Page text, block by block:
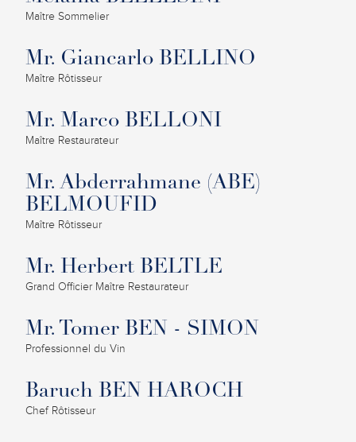
Maître Sommelier
Mr. Giancarlo BELLINO
Maître Rôtisseur
Mr. Marco BELLONI
Maître Restaurateur
Mr. Abderrahmane (ABE)
BELMOUFID
Maître Rôtisseur
Mr. Herbert BELTLE
Grand Officier Maître Restaurateur
Mr. Tomer BEN - SIMON
Professionnel du Vin
Baruch BEN HAROCH
Chef Rôtisseur